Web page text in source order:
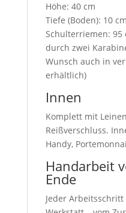
Höhe: 40 cm
Tiefe (Boden): 10 cm
Schulterriemen: 95
durch zwei
Wunsch auch in
erhältlich)
Innen
Komplett mit
Reißverschluss.
Handy,
Handarbeit
Ende
Jeder